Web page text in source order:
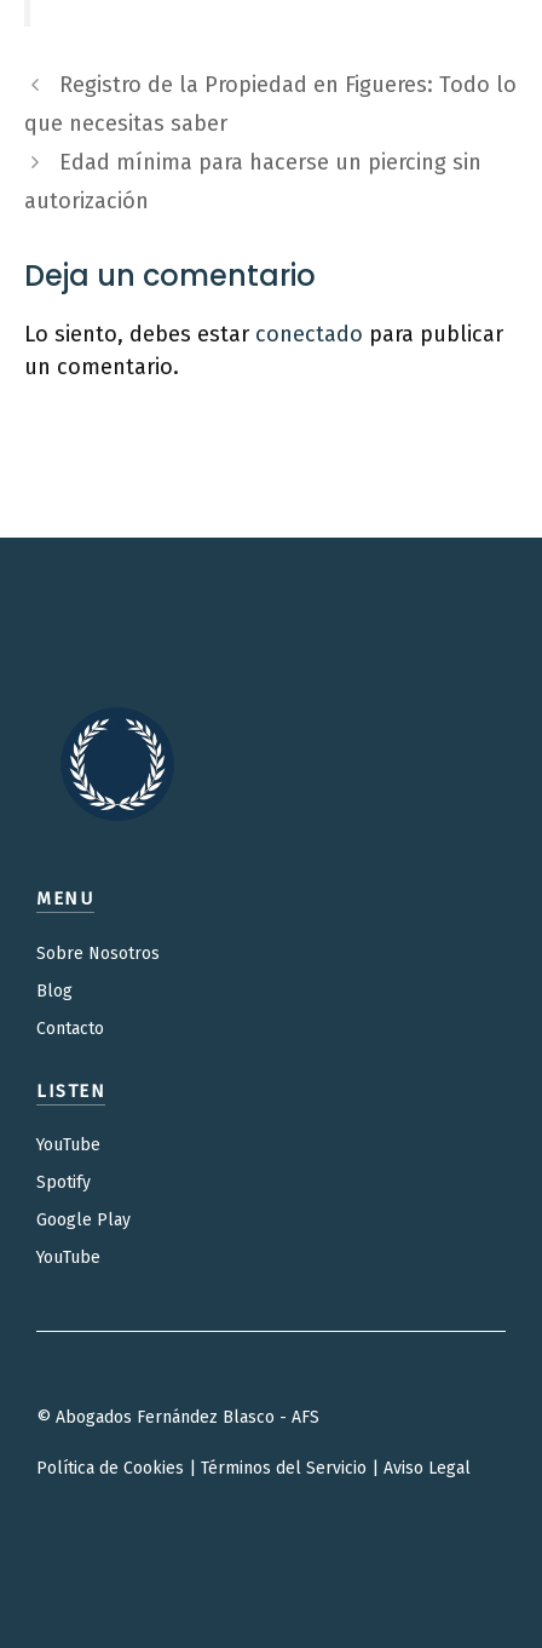
Registro de la Propiedad en Figueres: Todo lo
que necesitas saber
Edad mínima para hacerse un piercing sin
autorización
Deja un comentario
Lo siento, debes estar conectado para publicar
un comentario.
MENU
Sobre Nosotros
Blog
Contacto
LISTEN
YouTube
Spotify
Google Play
YouTube
© Abogados Fernández Blasco - AFS
Política de Cookies Términos del Servicio Aviso Legal